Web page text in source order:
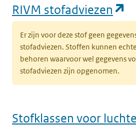
RIVM stofadviezen
Er zijn voor deze stof geen
stofadviezen. Stoffen kunnen
behoren waarvoor wel gegevens
stofadviezen zijn opgenomen.
Stofklassen voor